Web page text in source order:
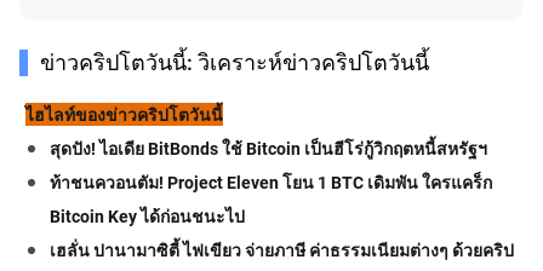
ข่าวคริปโตวันนี้: วิเคราะห์ข่าวคริปโตวันนี้
ไฮไลท์ของข่าวคริปโตวันนี้
สุดปัง! ไอเดีย BitBonds ใช้ Bitcoin เป็นฮีโร่กู้วิกฤตหนี้สหรัฐฯ
ท้าชนควอนตัม! Project Eleven โยน 1 BTC เดิมพัน ใครแคร็ก
Bitcoin Key ได้ก่อนชนะไป
เฮลั่น ปานามาซิตี้ ไฟเขียว จ่ายภาษี ค่าธรรมเนียมต่างๆ ด้วยคริป